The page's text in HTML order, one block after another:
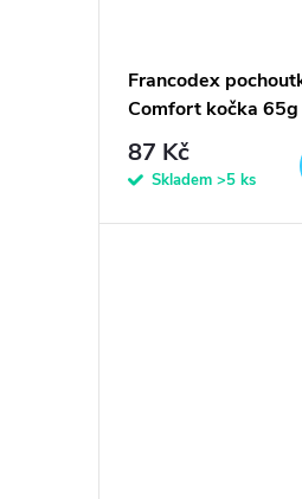
Francodex
Comfort kočka 65g
87 Kč
Skladem >5 ks